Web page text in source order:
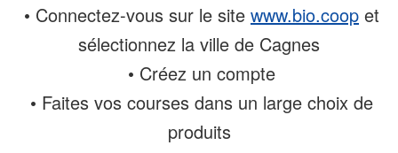
• Connectez-vous sur le site www.bio.coop et
sélectionnez la ville de Cagnes
• Créez un compte
• Faites vos courses dans un large choix de
produits